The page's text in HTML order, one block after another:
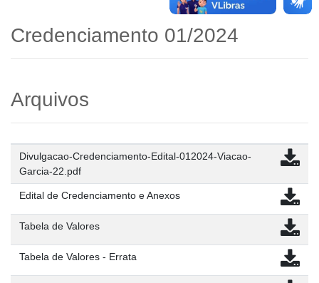
Credenciamento 01/2024
Arquivos
Divulgacao-Credenciamento-Edital-012024-Viacao-
Garcia-22.pdf
Edital de Credenciamento e Anexos
Tabela de Valores
Tabela de Valores - Errata